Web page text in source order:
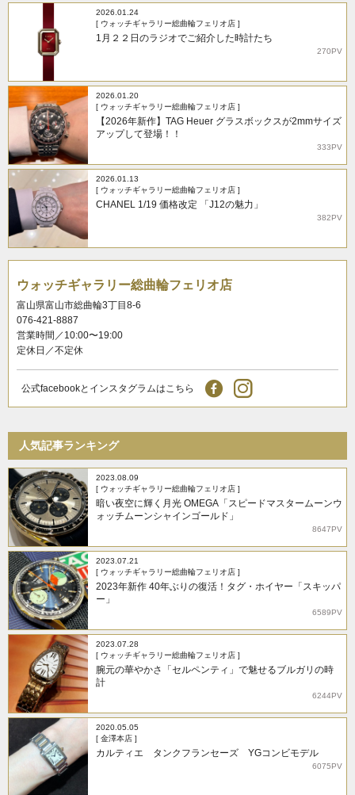
2026.01.24
[ ウォッチギャラリー総曲輪フェリオ店 ]
1月２２日のラジオでご紹介した時計たち
270PV
2026.01.20
[ ウォッチギャラリー総曲輪フェリオ店 ]
【2026年新作】TAG Heuer グラスボックスが2mmサイズ
アップして登場！！
333PV
2026.01.13
[ ウォッチギャラリー総曲輪フェリオ店 ]
CHANEL 1/19 価格改定 「J12の魅力」
382PV
ウォッチギャラリー総曲輪フェリオ店
富山県富山市総曲輪3丁目8-6
076-421-8887
営業時間／10:00〜19:00
定休日／不定休
公式facebookとインスタグラムはこちら
人気記事ランキング
2023.08.09
[ ウォッチギャラリー総曲輪フェリオ店 ]
暗い夜空に輝く月光 OMEGA「スピードマスタームーンウ
ォッチムーンシャインゴールド」
8647PV
2023.07.21
[ ウォッチギャラリー総曲輪フェリオ店 ]
2023年新作 40年ぶりの復活！タグ・ホイヤー「スキッパ
ー」
6589PV
2023.07.28
[ ウォッチギャラリー総曲輪フェリオ店 ]
腕元の華やかさ「セルペンティ」で魅せるブルガリの時
計
6244PV
2020.05.05
[ 金澤本店 ]
カルティエ タンクフランセーズ YGコンビモデル
6075PV